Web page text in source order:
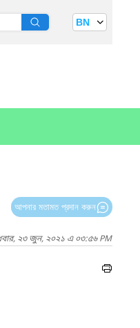
BN
আপনার মতামত প্রদান করুন
২৩ জুন, ২০২১ এ ০৩:৫৬ PM